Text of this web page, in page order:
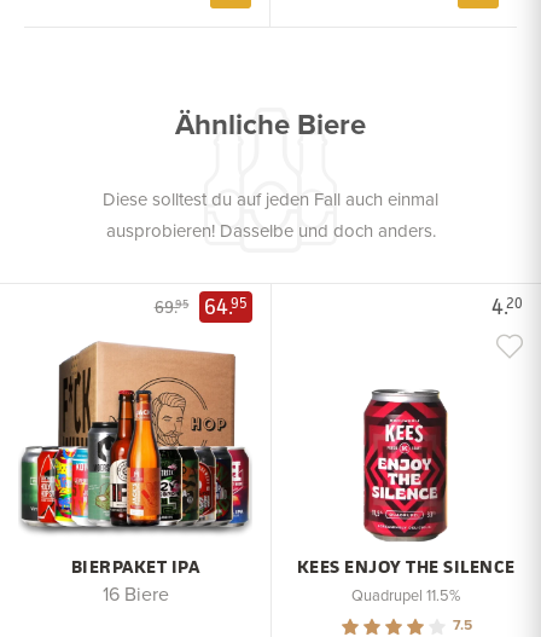
Ähnliche Biere
Diese solltest du auf jeden Fall auch einmal
ausprobieren! Dasselbe und doch anders.
69.95 64.95
BIERPAKET IPA
16 Biere
4.20
KEES ENJOY THE SILENCE
Quadrupel 11.5%
7.5